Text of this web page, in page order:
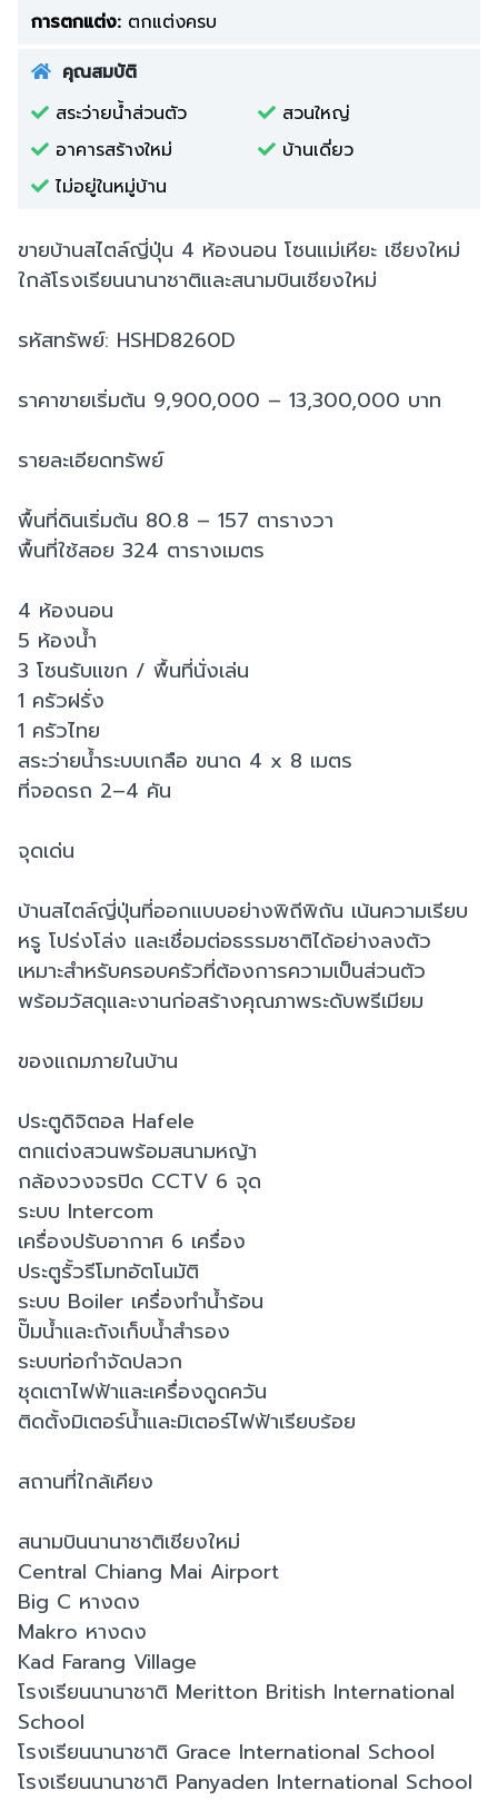
การตกแต่ง: ตกแต่งครบ
คุณสมบัติ
สระว่ายน้ำส่วนตัว
สวนใหญ่
อาคารสร้างใหม่
บ้านเดี่ยว
ไม่อยู่ในหมู่บ้าน
ขายบ้านสไตล์ญี่ปุ่น 4 ห้องนอน โซนแม่เหียะ เชียงใหม่
ใกล้โรงเรียนนานาชาติและสนามบินเชียงใหม่
รหัสทรัพย์: HSHD8260D
ราคาขายเริ่มต้น 9,900,000 – 13,300,000 บาท
รายละเอียดทรัพย์
พื้นที่ดินเริ่มต้น 80.8 – 157 ตารางวา
พื้นที่ใช้สอย 324 ตารางเมตร
4 ห้องนอน
5 ห้องน้ำ
3 โซนรับแขก / พื้นที่นั่งเล่น
1 ครัวฝรั่ง
1 ครัวไทย
สระว่ายน้ำระบบเกลือ ขนาด 4 x 8 เมตร
ที่จอดรถ 2–4 คัน
จุดเด่น
บ้านสไตล์ญี่ปุ่นที่ออกแบบอย่างพิถีพิถัน เน้นความเรียบ
หรู โปร่งโล่ง และเชื่อมต่อธรรมชาติได้อย่างลงตัว
เหมาะสำหรับครอบครัวที่ต้องการความเป็นส่วนตัว
พร้อมวัสดุและงานก่อสร้างคุณภาพระดับพรีเมียม
ของแถมภายในบ้าน
ประตูดิจิตอล Hafele
ตกแต่งสวนพร้อมสนามหญ้า
กล้องวงจรปิด CCTV 6 จุด
ระบบ Intercom
เครื่องปรับอากาศ 6 เครื่อง
ประตูรั้วรีโมทอัตโนมัติ
ระบบ Boiler เครื่องทำน้ำร้อน
ปั๊มน้ำและถังเก็บน้ำสำรอง
ระบบท่อกำจัดปลวก
ชุดเตาไฟฟ้าและเครื่องดูดควัน
ติดตั้งมิเตอร์น้ำและมิเตอร์ไฟฟ้าเรียบร้อย
สถานที่ใกล้เคียง
สนามบินนานาชาติเชียงใหม่
Central Chiang Mai Airport
Big C หางดง
Makro หางดง
Kad Farang Village
โรงเรียนนานาชาติ Meritton British International
School
โรงเรียนนานาชาติ Grace International School
โรงเรียนนานาชาติ Panyaden International School